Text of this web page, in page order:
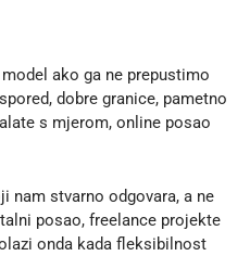
ako ga ne prepustimo
dobre granice, pametno
s mjerom, online posao
nam stvarno odgovara, a ne
posao, freelance projekte
onda kada fleksibilnost